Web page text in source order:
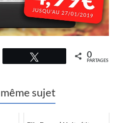
0
PARTAGES
sujet